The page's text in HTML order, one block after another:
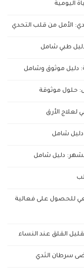
اليومية
الأمل من قلب التحدي
طبي شامل
دليل موثوق وشامل
حلول موثوقة
الأرق
دليل شامل
الشهر: دليل شامل
للحصول على فعالية
القلق عند النساء
سرطان الثدي